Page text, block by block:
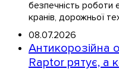
безпечність роботи
кранів, дорожньої
08.07.2026
Антикорозійна
Raptor рятує, а